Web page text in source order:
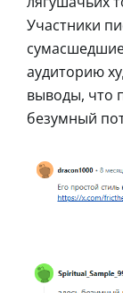
Участники
аудиторию
выводы, что
безумный